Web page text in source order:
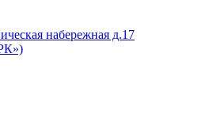
набережная д.17